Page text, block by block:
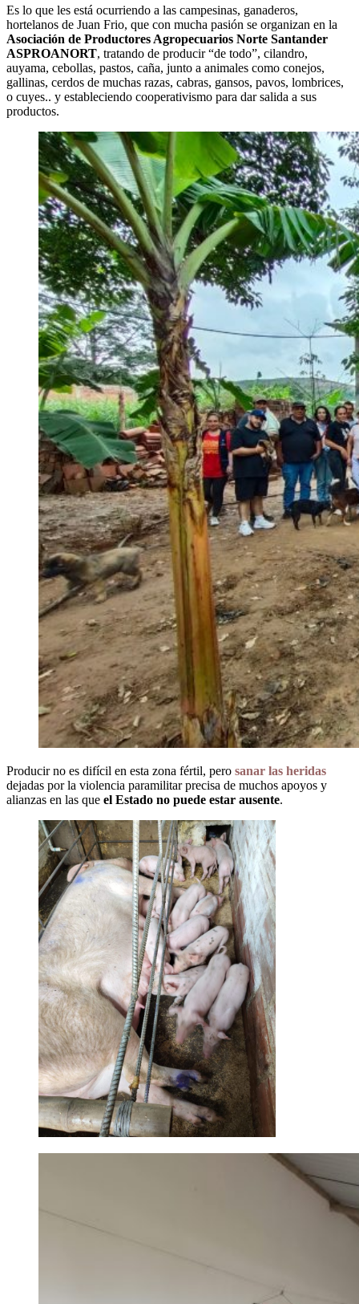
Es lo que les está ocurriendo a las campesinas, ganaderos,
hortelanos de Juan Frio, que con mucha pasión se organizan en la
Asociación de Productores Agropecuarios Norte Santander
ASPROANORT, tratando de producir “de todo”, cilandro,
auyama, cebollas, pastos, caña, junto a animales como conejos,
gallinas, cerdos de muchas razas, cabras, gansos, pavos, lombrices,
o cuyes.. y estableciendo cooperativismo para dar salida a sus
productos.
Producir no es difícil en esta zona fértil, pero sanar las heridas
dejadas por la violencia paramilitar precisa de muchos apoyos y
alianzas en las que el Estado no puede estar ausente.